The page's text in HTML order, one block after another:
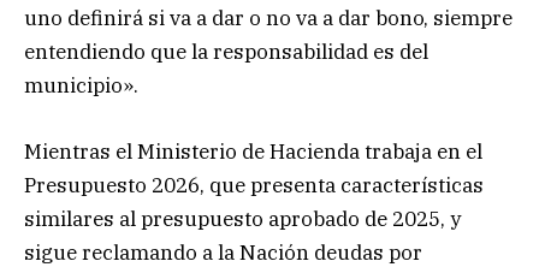
uno definirá si va a dar o no va a dar bono, siempre
entendiendo que la responsabilidad es del
municipio».
Mientras el Ministerio de Hacienda trabaja en el
Presupuesto 2026, que presenta características
similares al presupuesto aprobado de 2025, y
sigue reclamando a la Nación deudas por